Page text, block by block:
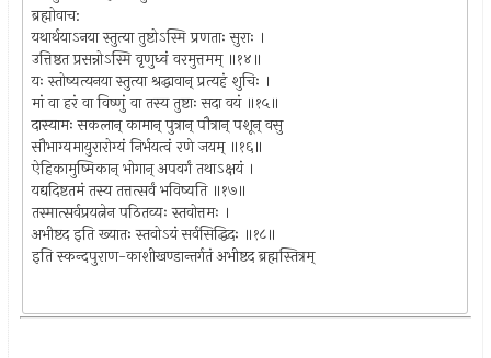
ब्रह्मोवाच:
यथार्थयाऽनया स्तुत्या तुष्टोऽस्मि प्रणताः सुराः ।
उत्तिष्ठत प्रसन्नोऽस्मि वृणुध्वं वरमुत्तमम् ॥१४॥
यः स्तोष्यत्यनया स्तुत्या श्रद्धावान् प्रत्यहं शुचिः ।
मां वा हरं वा विष्णुं वा तस्य तुष्टाः सदा वयं ॥१५॥
दास्यामः सकलान् कामान् पुत्रान् पौत्रान् पशून् वसु
सौभाग्यमायुरारोग्यं निर्भयत्वं रणे जयम् ॥१६॥
ऐहिकामुष्मिकान् भोगान् अपवर्गं तथाऽक्षयं ।
यद्यदिष्टतमं तस्य तत्तत्सर्वं भविष्यति ॥१७॥
तस्मात्सर्वप्रयत्नेन पठितव्यः स्तवोत्तमः ।
अभीष्टद इति ख्यातः स्तवोऽयं सर्वसिद्धिदः ॥१८॥
इति स्कन्दपुराण-काशीखण्डान्तर्गतं अभीष्टद ब्रह्मस्तित्रम्